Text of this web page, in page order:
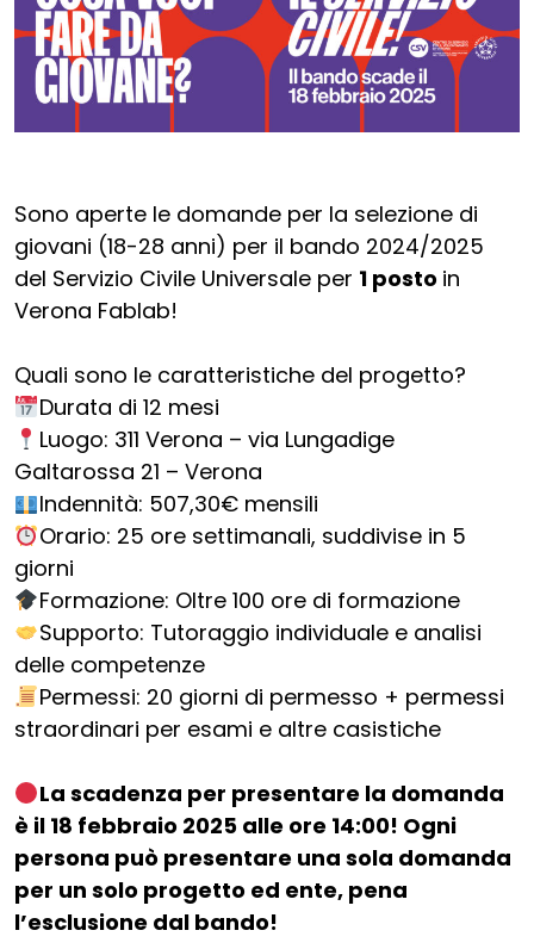
Sono aperte le domande per la selezione di
giovani (18-28 anni) per il bando 2024/2025
del Servizio Civile Universale per 1 posto in
Verona Fablab!
Quali sono le caratteristiche del progetto?
Durata di 12 mesi
Luogo: 311 Verona – via Lungadige
Galtarossa 21 – Verona
Indennità: 507,30€ mensili
Orario: 25 ore settimanali, suddivise in 5
giorni
Formazione: Oltre 100 ore di formazione
Supporto: Tutoraggio individuale e analisi
delle competenze
Permessi: 20 giorni di permesso + permessi
straordinari per esami e altre casistiche
La scadenza per presentare la domanda
è il 18 febbraio 2025 alle ore 14:00! Ogni
persona può presentare una sola domanda
per un solo progetto ed ente, pena
l’esclusione dal bando!